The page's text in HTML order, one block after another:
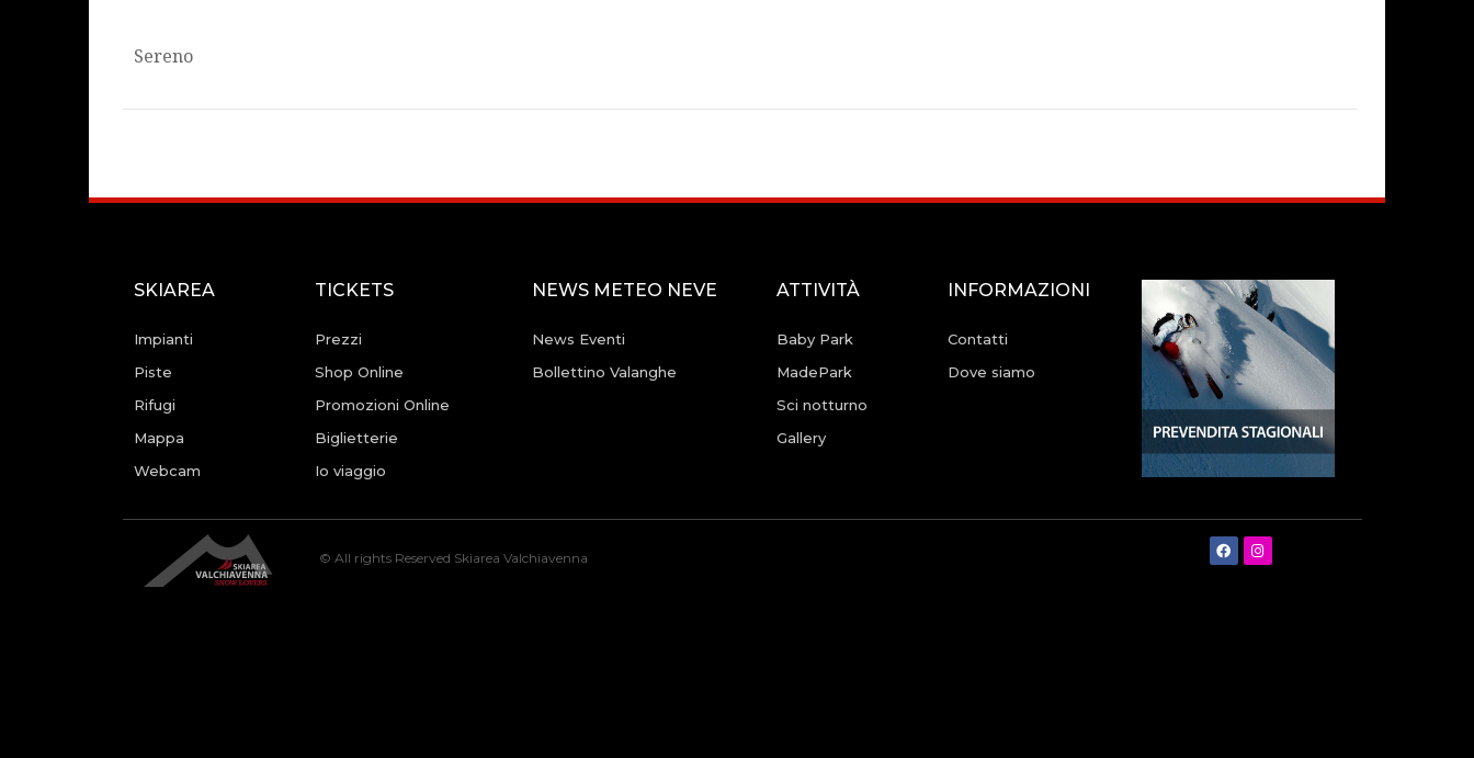
Sereno
SKIAREA
Impianti
Piste
Rifugi
Mappa
Webcam
TICKETS
Prezzi
Shop Online
Promozioni Online
Biglietterie
Io viaggio
NEWS METEO NEVE
News Eventi
Bollettino Valanghe
ATTIVITÀ
Baby Park
MadePark
Sci notturno
Gallery
INFORMAZIONI
Contatti
Dove siamo
© All rights Reserved Skiarea Valchiavenna